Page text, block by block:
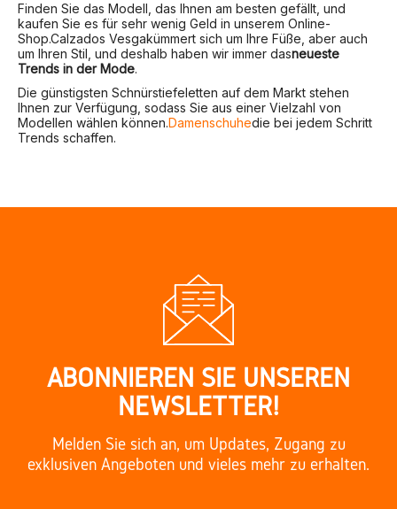
Finden Sie das Modell, das Ihnen am besten gefällt, und
kaufen Sie es für sehr wenig Geld in unserem Online-
Shop.Calzados Vesgakümmert sich um Ihre Füße, aber auch
um Ihren Stil, und deshalb haben wir immer dasneueste
Trends in der Mode.
Die günstigsten Schnürstiefeletten auf dem Markt stehen
Ihnen zur Verfügung, sodass Sie aus einer Vielzahl von
Modellen wählen können.Damenschuhedie bei jedem Schritt
Trends schaffen.
ABONNIEREN SIE UNSEREN
NEWSLETTER!
Melden Sie sich an, um Updates, Zugang zu
exklusiven Angeboten und vieles mehr zu erhalten.